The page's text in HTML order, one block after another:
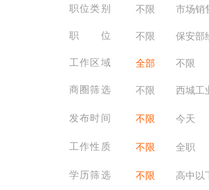
职位类别 不限 市场销
工厂工业
餐
翻译法律
职位
不限 保安部
司机后勤其他相
工作区域
全部 不限
安各庄镇
程
商圈筛选
不限 西城工
发布时间
不限 今天
工作性质
不限 全职
学历筛选
不限 高中以